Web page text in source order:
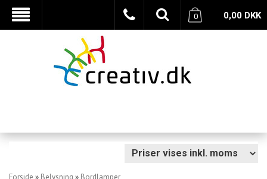
0,00 DKK
0
Forside » Belysning » Bordlamper